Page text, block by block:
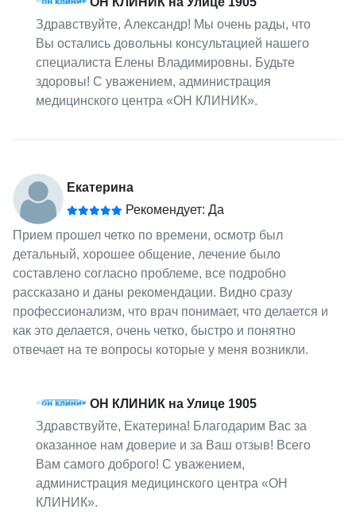
Здравствуйте, Александр! Мы очень рады, что
Вы остались довольны консультацией нашего
специалиста Елены Владимировны. Будьте
здоровы! С уважением, администрация
медицинского центра «ОН КЛИНИК».
Екатерина
Рекомендует: Да
Прием прошел четко по времени, осмотр был
детальный, хорошее общение, лечение было
составлено согласно проблеме, все подробно
рассказано и даны рекомендации. Видно сразу
профессионализм, что врач понимает, что делается и
как это делается, очень четко, быстро и понятно
отвечает на те вопросы которые у меня возникли.
ОН КЛИНИК на Улице 1905
Здравствуйте, Екатерина! Благодарим Вас за
оказанное нам доверие и за Ваш отзыв! Всего
Вам самого доброго! С уважением,
администрация медицинского центра «ОН
КЛИНИК».